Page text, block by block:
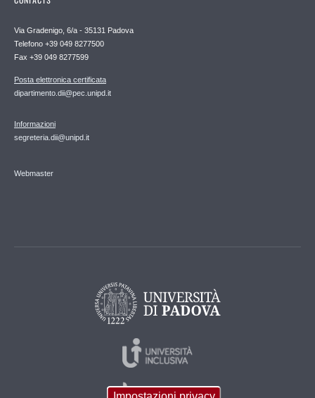
Via Gradenigo, 6/a - 35131 Padova
Telefono +39 049 8277500
Fax +39 049 8277599
Posta elettronica certificata
dipartimento.dii@pec.unipd.it
Informazioni
segreteria.dii@unipd.it
Webmaster